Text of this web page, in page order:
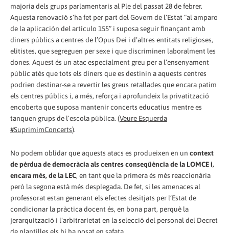
majoria dels grups parlamentaris al Ple del passat 28 de febrer.
Aquesta renovació s’ha fet per part del Govern de l’Estat “al amparo
de la aplicación del artículo 155” i suposa seguir finançant amb
diners públics a centres de l’Opus Dei i d’altres entitats religioses,
elitistes, que segreguen per sexe i que discriminen laboralment les
dones. Aquest és un atac especialment greu per a l’ensenyament
públic atès que tots els diners que es destinin a aquests centres
podrien destinar-se a revertir les greus retallades que encara patim
els centres públics i, a més, reforça i aprofundeix la privatització
encoberta que suposa mantenir concerts educatius mentre es
tanquen grups de l’escola pública. (Veure Esquerda
#SuprimimConcerts).
No podem oblidar que aquests atacs es produeixen en un context
de pèrdua de democràcia als centres conseqüència de la LOMCE i,
encara més, de la LEC, en tant que la primera és més reaccionària
però la segona està més desplegada. De fet, si les amenaces al
professorat estan generant els efectes desitjats per l’Estat de
condicionar la pràctica docent és, en bona part, perquè la
jerarquització i l’arbitrarietat en la selecció del personal del Decret
de plantilles els hi ha posat en safata.